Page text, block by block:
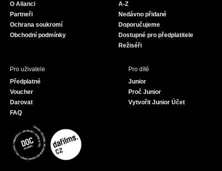
O Alianci
Partneři
Ochrana soukromí
Obchodní podmínky
A-Z
Nedávno přidané
Doporučujeme
Dostupné pro předplatitele
Režiséři
Pro uživatele
Předplatné
Voucher
Darovat
FAQ
Pro dítě
Junior
Proč Junior
Vytvořit Junior Účet